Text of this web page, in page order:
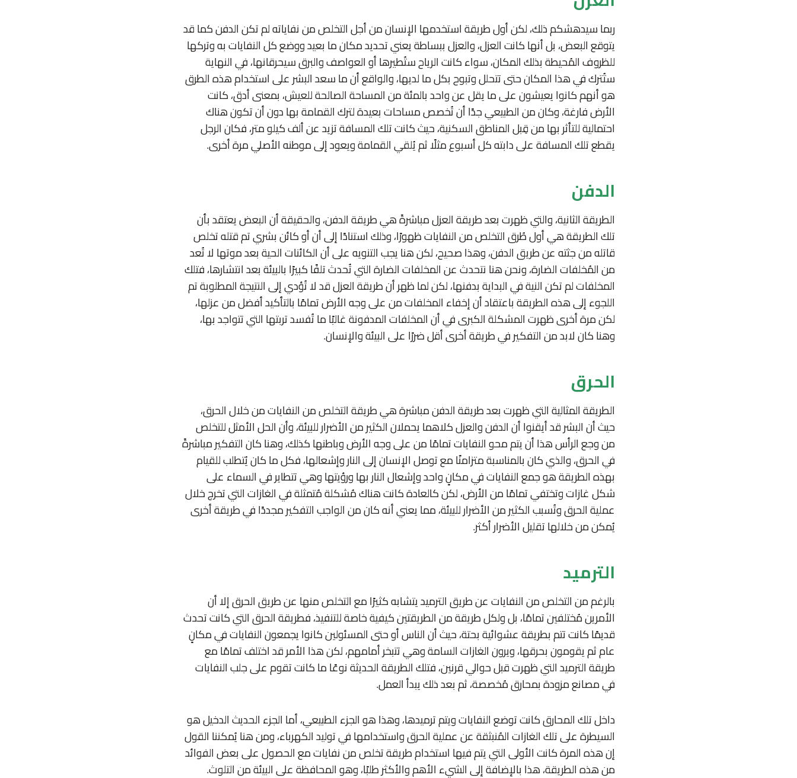
ربما سيدهشكم ذلك، لكن أول طريقة استخدمها الإنسان من أجل التخلص من نفاياته لم تكن الدفن كما قد
يتوقع البعض، بل أنها كانت العزل، والعزل ببساطة يعني تحديد مكان ما بعيد ووضع كل النفايات به وتركها
للظروف المُحيطة بذلك المكان، سواء كانت الرياح ستُطيرها أو العواصف والبرق سيحرقانها، في النهاية
ستُترك في هذا المكان حتى تتحلل وتبوح بكل ما لديها، والواقع أن ما سعد البشر على استخدام هذه الطرق
هو أنهم كانوا يعيشون على ما يقل عن واحد بالمئة من المساحة الصالحة للعيش، بمعنى أدق، كانت
الأرض فارغة، وكان من الطبيعي جدًا أن تُخصص مساحات بعيدة لترك القمامة بها دون أن تكون هناك
احتمالية للتأثر بها من قِبل المناطق السكنية، حيث كانت تلك المسافة تزيد عن ألف كيلو متر، فكان الرجل
يقطع تلك المسافة على دابته كل أسبوع مثلًا ثم يُلقي القمامة ويعود إلى موطنه الأصلي مرة أخرى.
الدفن
الطريقة الثانية، والتي ظهرت بعد طريقة العزل مباشرةً هي طريقة الدفن، والحقيقة أن البعض يعتقد بأن
تلك الطريقة هي أول طُرق التخلص من النفايات ظهورًا، وذلك استنادًا إلى أن أو كائن بشري تم قتله تخلص
قاتله من جثته عن طريق الدفن، وهذا صحيح، لكن هنا يجب التنويه على أن الكائنات الحية بعد موتها لا تُعد
من المُخلفات الضارة، ونحن هنا نتحدث عن المخلفات الضارة التي تُحدث تلفًا كبيرًا بالبيئة بعد انتشارها، فتلك
المخلفات لم تكن النية في البداية بدفنها، لكن لما ظهر أن طريقة العزل قد لا تُؤدي إلى النتيجة المطلوبة تم
اللجوء إلى هذه الطريقة باعتقاد أن إخفاء المخلفات من على وجه الأرض تمامًا بالتأكيد أفضل من عزلها،
لكن مرة أخرى ظهرت المشكلة الكبرى في أن المخلفات المدفونة غالبًا ما تُفسد تربتها التي تتواجد بها،
وهنا كان لابد من التفكير في طريقة أخرى أقل ضررًا على البيئة والإنسان.
الحرق
الطريقة المثالية التي ظهرت بعد طريقة الدفن مباشرة هي طريقة التخلص من النفايات من خلال الحرق،
حيث أن البشر قد أيقنوا أن الدفن والعزل كلاهما يحملان الكثير من الأضرار للبيئة، وأن الحل الأمثل للتخلص
من وجع الرأس هذا أن يتم محو النفايات تمامًا من على وجه الأرض وباطنها كذلك، وهنا كان التفكير مباشرةً
في الحرق، والذي كان بالمناسبة متزامنًا مع توصل الإنسان إلى النار وإشعالها، فكل ما كان يُتطلب للقيام
بهذه الطريقة هو جمع النفايات في مكانٍ واحد وإشعال النار بها ورؤيتها وهي تتطاير في السماء على
شكل غازات وتختفي تمامًا من الأرض، لكن كالعادة كانت هناك مُشكلة مُتمثلة في الغازات التي تخرج خلال
عملية الحرق وتُسبب الكثير من الأضرار للبيئة، مما يعني أنه كان من الواجب التفكير مجددًا في طريقة أخرى
يُمكن من خلالها تقليل الأضرار أكثر.
الترميد
بالرغم من التخلص من النفايات عن طريق الترميد يتشابه كثيرًا مع التخلص منها عن طريق الحرق إلا أن
الأمرين مُختلفين تمامًا، بل ولكل طريقة من الطريقتين كيفية خاصة للتنفيذ، فطريقة الحرق التي كانت تحدث
قديمًا كانت تتم بطريقة عشوائية بحتة، حيث أن الناس أو حتى المسئولين كانوا يجمعون النفايات في مكانٍ
عام ثم يقومون بحرقها، ويرون الغازات السامة وهي تتبخر أمامهم، لكن هذا الأمر قد اختلف تمامًا مع
طريقة الترميد التي ظهرت قبل حوالي قرنين، فتلك الطريقة الحديثة نوعًا ما كانت تقوم على جلب النفايات
في مصانع مزودة بمحارق مُخصصة، ثم بعد ذلك يبدأ العمل.
داخل تلك المحارق كانت توضع النفايات ويتم ترميدها، وهذا هو الجزء الطبيعي، أما الجزء الحديث الدخيل هو
السيطرة على تلك الغازات المُنبثقة عن عملية الحرق واستخدامها في توليد الكهرباء، ومن هنا يُمكننا القول
إن هذه المرة كانت الأولى التي يتم فيها استخدام طريقة تخلص من نفايات مع الحصول على بعض الفوائد
من هذه الطريقة، هذا بالإضافة إلى الشيء الأهم والأكثر طلبًا، وهو المحافظة على البيئة من التلوث.